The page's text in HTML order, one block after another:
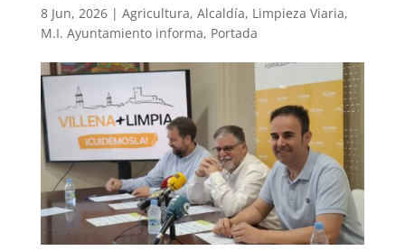
8 Jun, 2026| Agricultura, Alcaldía, Limpieza Viaria,
M.I. Ayuntamiento informa, Portada